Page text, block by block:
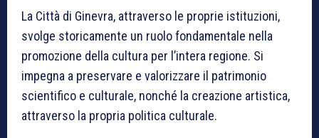
La Città di Ginevra, attraverso le proprie istituzioni,
svolge storicamente un ruolo fondamentale nella
promozione della cultura per l’intera regione. Si
impegna a preservare e valorizzare il patrimonio
scientifico e culturale, nonché la creazione artistica,
attraverso la propria politica culturale.